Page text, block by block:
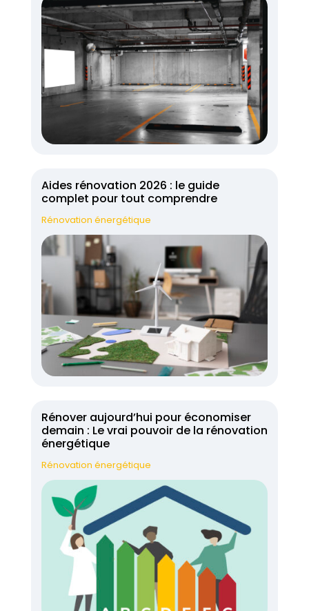
Aides rénovation 2026 : le guide
complet pour tout comprendre
Rénovation énergétique
Rénover aujourd’hui pour économiser
demain : Le vrai pouvoir de la rénovation
énergétique
Rénovation énergétique